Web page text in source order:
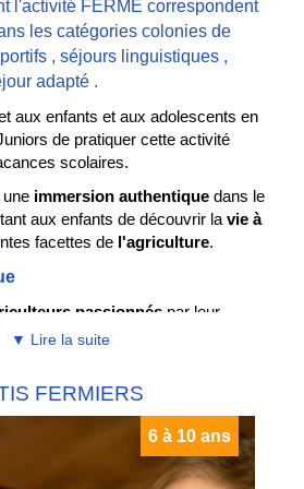
l'activité FERME correspondent
les catégories colonies de
, séjours linguistiques ,
adapté .
aux enfants et aux adolescents en
de pratiquer cette activité
scolaires.
immersion authentique dans le
aux enfants de découvrir la vie à
facettes de l'agriculture.
passionnés par leur
plongés dans le quotidien de la
de s'initier à laculture des
des fruits, des légumes ou
saison. Ils apprennent également les
et découvrent les bienfaits des
▼ Lire la suite
FERMIERS
6 à 10 ans